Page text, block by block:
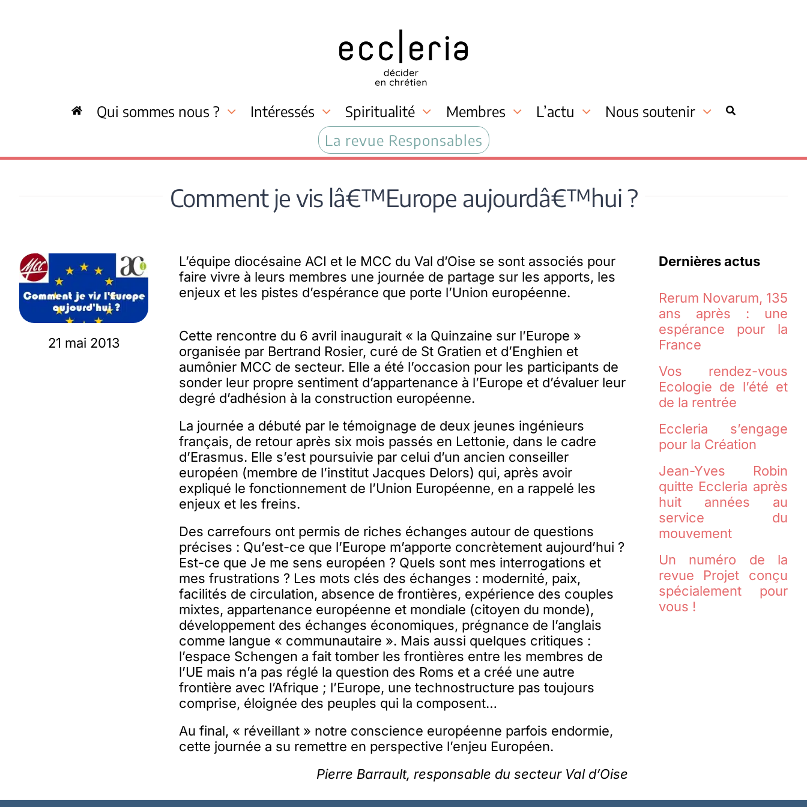
Qui sommes nous ? Intéressés Spiritualité Membres L’actu
Nous soutenir
La revue Responsables
Comment je vis lâ€™Europe aujourdâ€™hui ?
21 mai 2013
L’équipe diocésaine ACI et le MCC du Val d’Oise se sont associés pour
faire vivre à leurs membres une journée de partage sur les apports, les
enjeux et les pistes d’espérance que porte l’Union européenne.
Cette rencontre du 6 avril inaugurait « la Quinzaine sur l’Europe »
organisée par Bertrand Rosier, curé de St Gratien et d’Enghien et
aumônier MCC de secteur. Elle a été l’occasion pour les participants de
sonder leur propre sentiment d’appartenance à l’Europe et d’évaluer leur
degré d’adhésion à la construction européenne.
La journée a débuté par le témoignage de deux jeunes ingénieurs
français, de retour après six mois passés en Lettonie, dans le cadre
d’Erasmus. Elle s’est poursuivie par celui d’un ancien conseiller
européen (membre de l’institut Jacques Delors) qui, après avoir
expliqué le fonctionnement de l’Union Européenne, en a rappelé les
enjeux et les freins.
Des carrefours ont permis de riches échanges autour de questions
précises : Qu’est-ce que l’Europe m’apporte concrètement aujourd’hui ?
Est-ce que Je me sens européen ? Quels sont mes interrogations et
mes frustrations ? Les mots clés des échanges : modernité, paix,
facilités de circulation, absence de frontières, expérience des couples
mixtes, appartenance européenne et mondiale (citoyen du monde),
développement des échanges économiques, prégnance de l’anglais
comme langue « communautaire ». Mais aussi quelques critiques :
l’espace Schengen a fait tomber les frontières entre les membres de
l’UE mais n’a pas réglé la question des Roms et a créé une autre
frontière avec l’Afrique ; l’Europe, une technostructure pas toujours
comprise, éloignée des peuples qui la composent…
Au final, « réveillant » notre conscience européenne parfois endormie,
cette journée a su remettre en perspective l’enjeu Européen.
Pierre Barrault, responsable du secteur Val d’Oise
Dernières actus
Rerum Novarum, 135
ans après : une
espérance pour la
France
Vos rendez-vous
Ecologie de l’été et
de la rentrée
Eccleria s’engage
pour la Création
Jean-Yves Robin
quitte Eccleria après
huit années au
service du
mouvement
Un numéro de la
revue Projet conçu
spécialement pour
vous !